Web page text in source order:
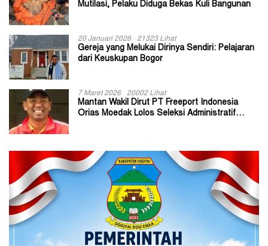
Mutilasi, Pelaku Diduga Bekas Kuli Bangunan
20 Januari 2026 21323 Lihat
Gereja yang Melukai Dirinya Sendiri: Pelajaran
dari Keuskupan Bogor
7 Maret 2026 20002 Lihat
Mantan Wakil Dirut PT Freeport Indonesia
Orias Moedak Lolos Seleksi Administratif